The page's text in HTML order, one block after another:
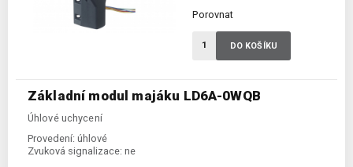
Základní modul majáku LD6A-0WQB
Úhlové uchycení
Provedení: úhlové
Zvuková signalizace: ne
Porovnat
DO KOŠÍKU